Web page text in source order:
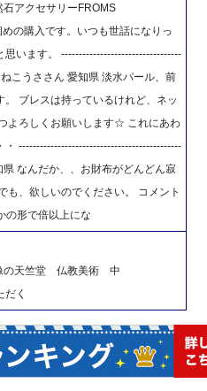
アクセサリーFROMS
の購入です。いつも世話になりっ
います。 ----------------------------------
こうささん 愛知県 淡水パール、前
ブレスは持っているけれど、ネッ
よろしくお願いします☆ これにあわ
----------------------------------------------
なんだか、、お財布がどんどん寂
も、欲しいのでください。 コメント
形で倍以上にな
の天竺堂 仏教美術 中
だく